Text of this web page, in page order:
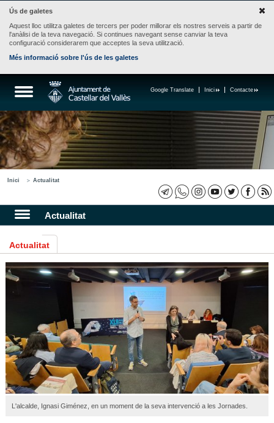
Ús de galetes
Aquest lloc utilitza galetes de tercers per poder millorar els nostres serveis a partir de
l'anàlisi de la teva navegació. Si continues navegant sense canviar la teva
configuració considerarem que acceptes la seva utilització.
Més informació sobre l'ús de les galetes
Contacte
Inici
Google Translate
Inici Actualitat
Actualitat
Actualitat
L'alcalde, Ignasi Giménez, en un moment de la seva intervenció a les Jornades.